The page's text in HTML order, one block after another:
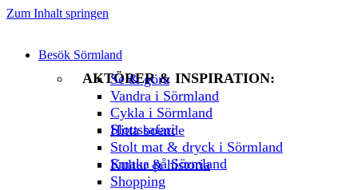
Zum Inhalt springen
Besök Sörmland
AKTÖRER & INSPIRATION:
Se & göra
Vandra i Sörmland
Cykla i Sörmland
Slottssafari
Hitta boende
Stolt mat & dryck i Sörmland
Smaka på Sörmland
Kultur & historia
Shopping